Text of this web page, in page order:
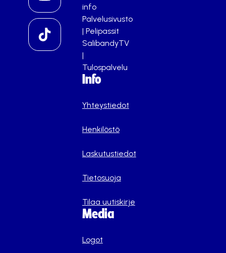
info
Palvelusivusto
| Pelipassit
SalibandyTV
|
Tulospalvelu
Info
Yhteystiedot
Henkilöstö
Laskutustiedot
Tietosuoja
Tilaa uutiskirje
Media
Logot